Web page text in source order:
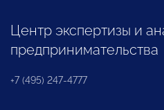
Центр экспертизы и
предпринимательства
+7 (495) 247-4777